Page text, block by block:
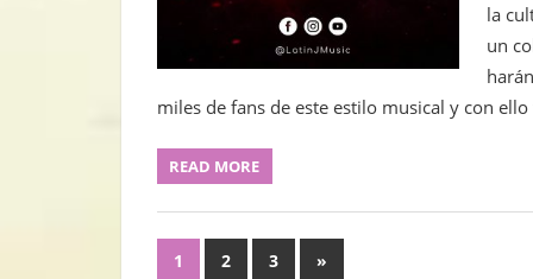
la
un
miles de fans de este estilo musical y con
READ MORE
Navegación
1 2 3
Next
»